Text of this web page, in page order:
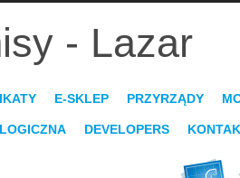
- Lazar
E-SKLEP PRZYRZĄDY
DEVELOPERS